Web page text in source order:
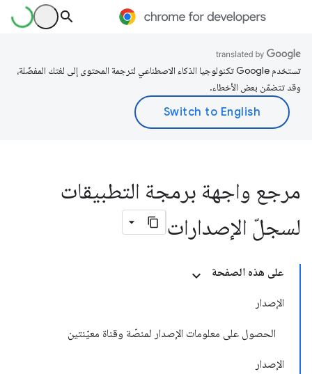
تستخدم Google تكنولوجيا الذكاء الاصطناعي لترجمة المحتوى إلى لغتك المفضّلة،
وقد تتضمّن بعض الأخطاء.
مرجع واجهة برمجة التطبيقات
لسجلّ الإصدارات
على هذه الصفحة
الإصدار
الحصول على معلومات الإصدار لمنصّة وقناة معيّنتين
الإصدار